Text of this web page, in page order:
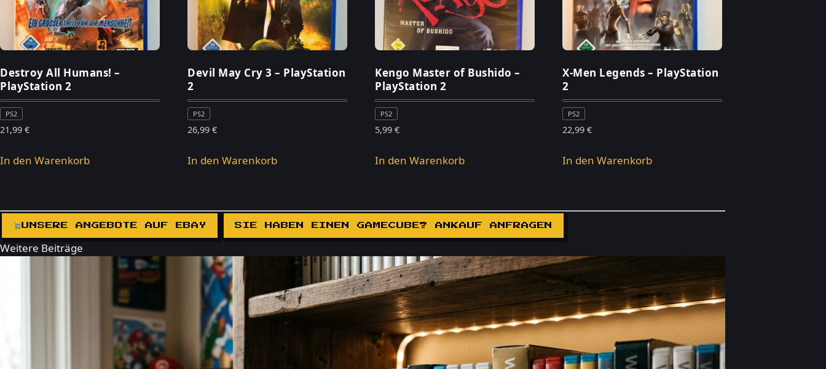
Destroy All Humans! –
PlayStation 2
PS2
21,99 €
In den Warenkorb
Devil May Cry 3 – PlayStation
2
PS2
26,99€
In den Warenkorb
Kengo Master of Bushido –
PlayStation 2
PS2
5,99€
In den Warenkorb
X-Men Legends – PlayStation
2
PS2
22,99€
In den Warenkorb
UNSERE ANGEBOTE AUF EBAY SIE HABEN EINEN GAMECUBE? ANKAUF ANFRAGEN
Weitere Beiträge